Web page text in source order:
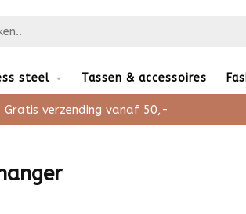
steel Tassen & accessoires
Gratis verzending vanaf 50,-